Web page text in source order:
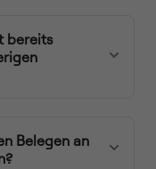
bereits
Belegen an